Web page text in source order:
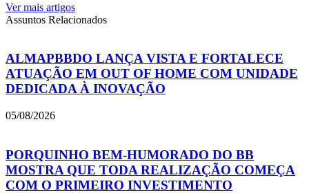
Ver mais artigos
Assuntos Relacionados
ALMAPBBDO LANÇA VISTA E FORTALECE
ATUAÇÃO EM OUT OF HOME COM UNIDADE
DEDICADA À INOVAÇÃO
05/08/2026
PORQUINHO BEM-HUMORADO DO BB
MOSTRA QUE TODA REALIZAÇÃO COMEÇA
COM O PRIMEIRO INVESTIMENTO